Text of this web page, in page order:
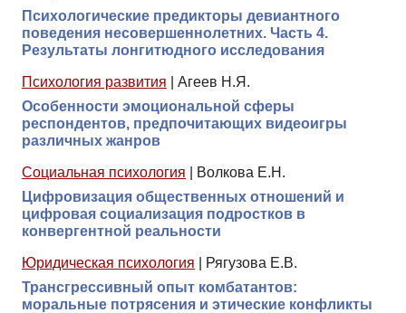
Психологические предикторы девиантного
поведения несовершеннолетних. Часть 4.
Результаты лонгитюдного исследования
Психология развития
Агеев Н.Я.
Особенности эмоциональной сферы
респондентов, предпочитающих видеоигры
различных жанров
Социальная психология
Волкова Е.Н.
Цифровизация общественных отношений и
цифровая социализация подростков в
конвергентной реальности
Юридическая психология
Рягузова Е.В.
Трансгрессивный опыт комбатантов:
моральные потрясения и этические конфликты